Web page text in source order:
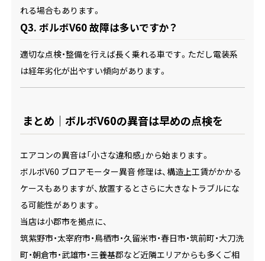
れる場合もあります。
Q3. ボルボV60 故障は多いですか？
適切な点検・整備を行えば長く乗れる車です。ただし電装系
は経年劣化が出やすい傾向があります。
まとめ｜ボルボV60の異音は早めの点検を
エアコンの異音は「小さな違和感」から始まります。
ボルボV60 ブロアモーター異音 修理は、構造上工賃がかかる
ケースもありますが、放置するとさらに大きなトラブルにな
る可能性があります。
当店は小郡市を拠点に、
筑紫野市・太宰府市・鳥栖市・久留米市・春日市・筑前町・大刀洗
町・朝倉市・武雄市・三養基郡など近隣エリアからも多くご相